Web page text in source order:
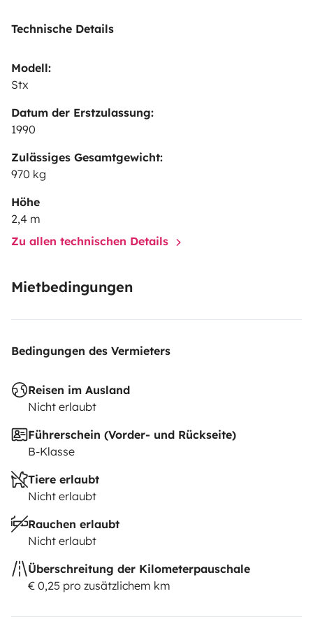
dépose et retrait, 160 km)
Technische Details
Modell:
Stx
Datum der Erstzulassung:
1990
Zulässiges Gesamtgewicht:
970 kg
Höhe
2,4 m
Zu allen technischen Details
Mietbedingungen
Bedingungen des Vermieters
Reisen im Ausland
Nicht erlaubt
Führerschein (Vorder- und Rückseite)
B-Klasse
Tiere erlaubt
Nicht erlaubt
Rauchen erlaubt
Nicht erlaubt
Überschreitung der Kilometerpauschale
€ 0,25 pro zusätzlichem km